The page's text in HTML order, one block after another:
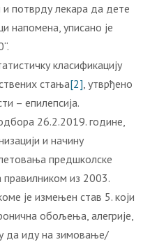
потврду лекара да дете
напомена, уписано је
класификацију
стања[2], утврђено
– епилепсија.
26.2.2019. године,
и начину
предшколске
правилником из 2003.
је измењен став 5. који
обољења, алегрије,
да иду на зимовање/